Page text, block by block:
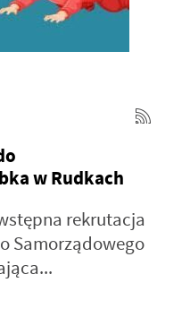
w Rudkach
rekrutacja
Samorządowego